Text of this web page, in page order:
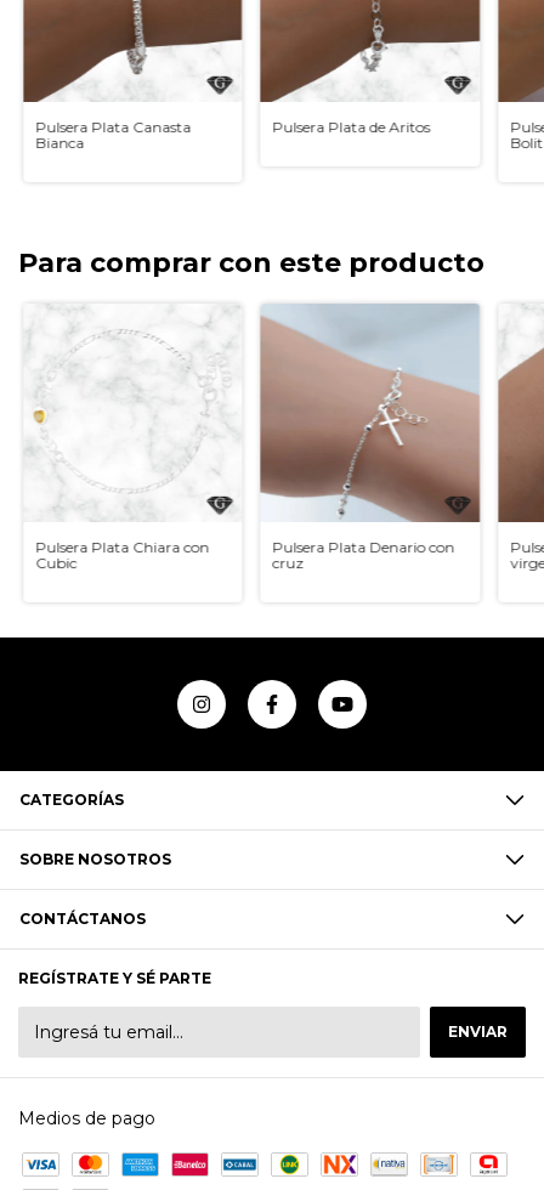
Pulsera Plata Canasta
Bianca
Pulsera Plata de Aritos
Para comprar con este producto
Pulsera Plata Chiara con
Cubic
Pulsera Plata Denario con
cruz
CATEGORÍAS
SOBRE NOSOTROS
CONTÁCTANOS
REGÍSTRATE Y SÉ PARTE
Medios de pago